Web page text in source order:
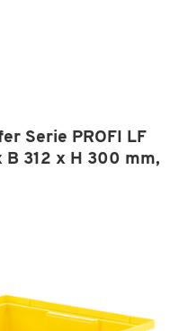
Serie PROFI LF
312 x H 300 mm,